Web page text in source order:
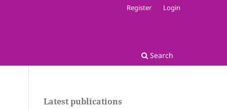
Search
Register Login
Latest publications